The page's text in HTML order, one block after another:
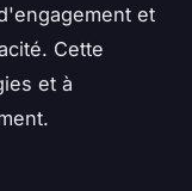
et
Cette
et à